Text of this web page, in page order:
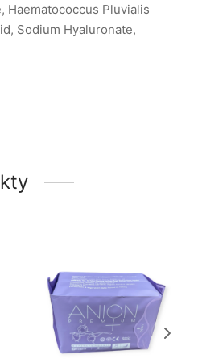
Haematococcus Pluvialis
Sodium Hyaluronate,